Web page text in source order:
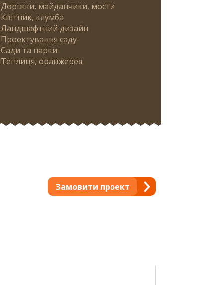
Доріжки, майданчики, мости
Квітник, клумба
Ландшафтний дизайн
Проектування саду
Сади та парки
Теплиця, оранжерея
Замовити проект